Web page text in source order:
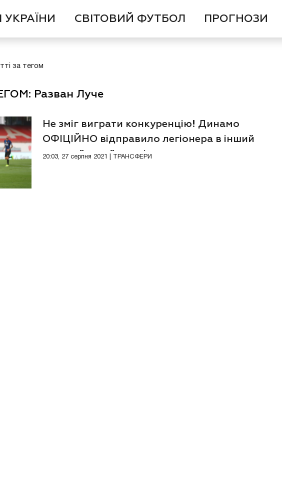
СВІТОВИЙ ФУТБОЛ ПРОГНОЗИ
за тегом
Разван Луче
Не зміг виграти конкуренцію! Динамо
ОФІЦІЙНО відправило легіонера в інший
європейський чемпіонат
20:03, 27 серпня 2021 | ТРАНСФЕРИ